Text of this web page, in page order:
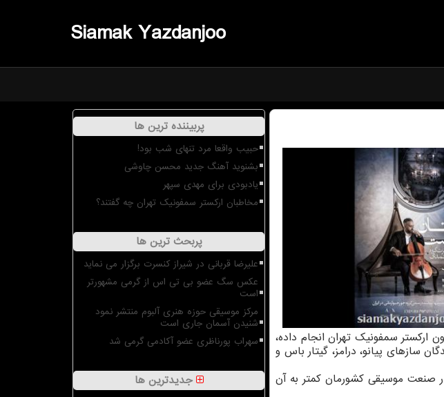
Siamak Yazdanjoo
سمفونیك تهران انجام داده،
سازهای پیانو، درامز، گیتار باس و
صنعت موسیقی كشورمان كمتر به آن
پربیننده ترین ها
حبیب واقعا مرد تنهای شب بود!
بشنوید آهنگ جدید محسن چاوشی
یادبودی برای مهدی سپهر
مخاطبان ارکستر سمفونیک تهران چه گفتند؟
پربحث ترین ها
علیرضا قربانی در شیراز کنسرت برگزار می نماید
عکس سگ عضو بی تی اس از گرمی مشهورتر
است
مرکز موسیقی حوزه هنری آلبوم منتشر نمود
شنیدن آسمان جاری است
سهراب پورناظری عضو آکادمی گرمی شد
جدیدترین ها